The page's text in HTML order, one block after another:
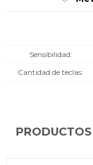
Sensibilidad
Cantidad de teclas